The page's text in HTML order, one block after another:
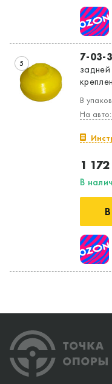
5 7-03-
В
На
1
В